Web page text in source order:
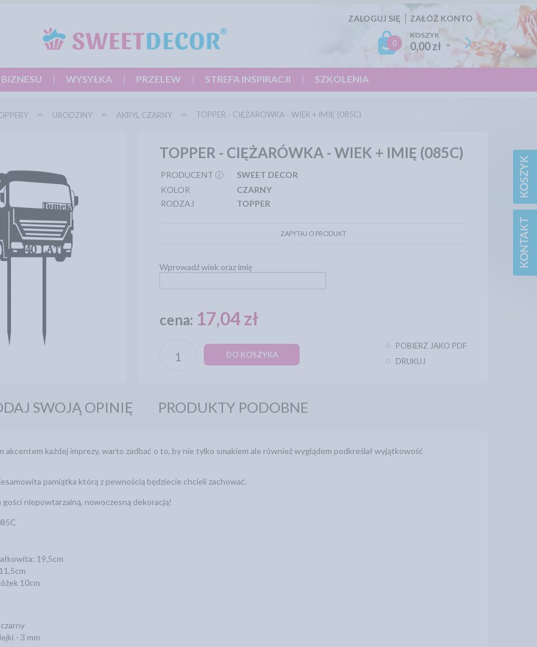
ZALOGUJ SIĘ ZAŁÓŻ KONTO
0
KOSZYK
0,00 zł
WYSYŁKA PRZELEW STREFA INSPIRACJI SZKOLENIA
URODZINY AKRYL CZARNY TOPPER - CIĘŻARÓWKA - WIEK + IMIĘ (085C)
TOPPER - CIĘŻARÓWKA - WIEK + IMIĘ (085C)
PRODUCENT ⓘ
SWEET DECOR
KOLOR
CZARNY
RODZAJ
TOPPER
ZAPYTAJ O PRODUKT
Wprowadź wiek oraz imię
cena: 17,04 zł
DO KOSZYKA
POBIERZ JAKO PDF
DRUKUJ
SWOJĄ OPINIĘ PRODUKTY PODOBNE
akcentem każdej imprezy, warto zadbać o to, by nie tylko smakiem ale również wyglądem podkreślał wyjątkowość
pamiątka którą z pewnością będziecie chcieli zachować.
niepowtarzalną, nowoczesną dekoracją!
19,5cm
10cm
- 3 mm